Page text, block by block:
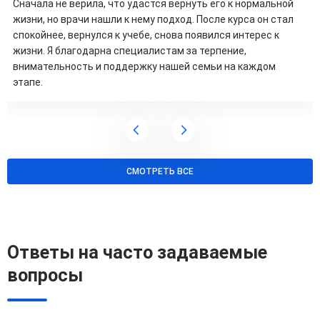
Сначала не верила, что удастся вернуть его к нормальной
жизни, но врачи нашли к нему подход. После курса он стал
спокойнее, вернулся к учебе, снова появился интерес к
жизни. Я благодарна специалистам за терпение,
внимательность и поддержку нашей семьи на каждом
этапе.
СМОТРЕТЬ ВСЕ
Ответы на часто задаваемые
вопросы